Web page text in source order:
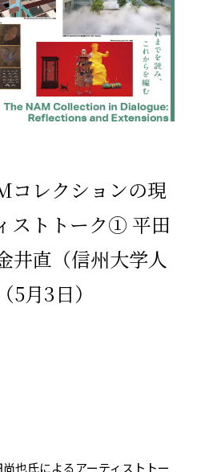
レクションの現
トトーク➀ 平田
井直（信州大学人
5月3日）
也氏によるアーティストトー